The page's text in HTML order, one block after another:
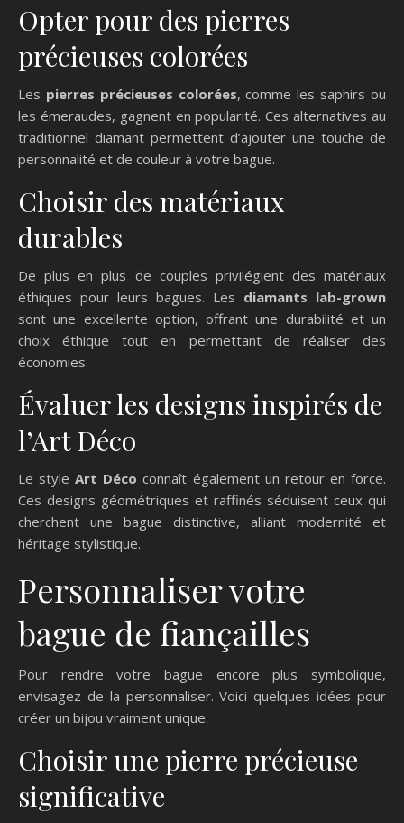
Opter pour des pierres
précieuses colorées
Les pierres précieuses colorées, comme les saphirs ou
les émeraudes, gagnent en popularité. Ces alternatives au
traditionnel diamant permettent d’ajouter une touche de
personnalité et de couleur à votre bague.
Choisir des matériaux
durables
De plus en plus de couples privilégient des matériaux
éthiques pour leurs bagues. Les diamants lab-grown
sont une excellente option, offrant une durabilité et un
choix éthique tout en permettant de réaliser des
économies.
Évaluer les designs inspirés de
l’Art Déco
Le styleArt Déco connaît également un retour en force.
Ces designs géométriques et raffinés séduisent ceux qui
cherchent une bague distinctive, alliant modernité et
héritage stylistique.
Personnaliser votre
bague de fiançailles
Pour rendre votre bague encore plus symbolique,
envisagez de la personnaliser. Voici quelques idées pour
créer un bijou vraiment unique.
Choisir une pierre précieuse
significative